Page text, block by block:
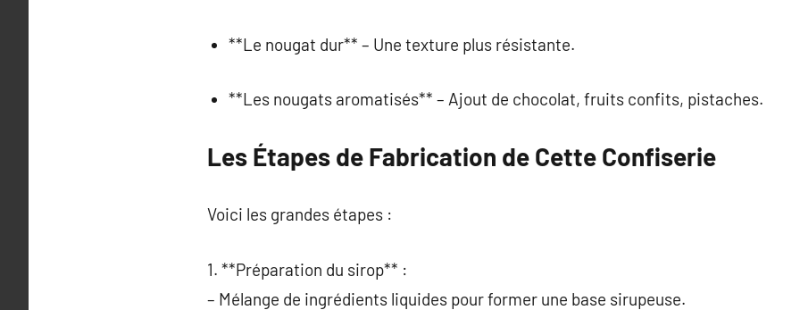
**Le nougat dur** – Une texture plus résistante.
**Les nougats aromatisés** – Ajout de chocolat, fruits confits, pistaches.
Les Étapes de Fabrication de Cette Confiserie
Voici les grandes étapes :
1. **Préparation du sirop** :
– Mélange de ingrédients liquides pour former une base sirupeuse.